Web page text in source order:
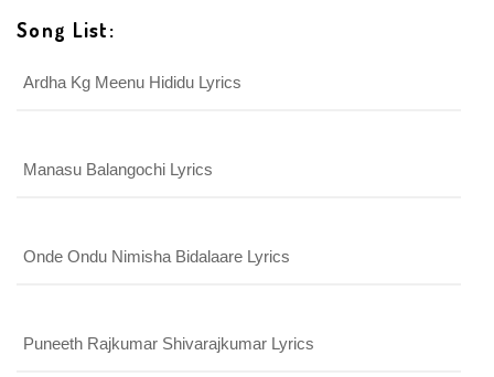
Song List:
Ardha Kg Meenu Hididu Lyrics
Manasu Balangochi Lyrics
Onde Ondu Nimisha Bidalaare Lyrics
Puneeth Rajkumar Shivarajkumar Lyrics